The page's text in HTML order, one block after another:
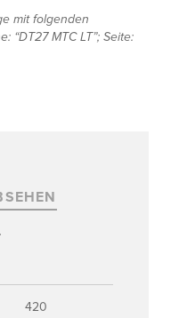
mit folgenden
“DT27 MTC LT”; Seite:
420